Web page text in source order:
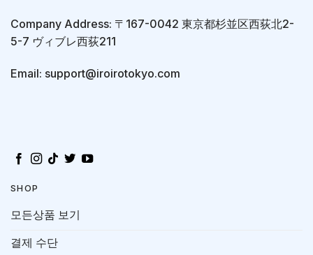
Company Address: 〒167-0042 東京都杉並区西荻北2-
5-7 ヴィブレ西荻211
Email: support@iroirotokyo.com
SHOP
모든상품 보기
결제 수단